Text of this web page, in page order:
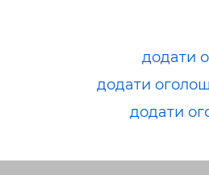
додати
додати
додати